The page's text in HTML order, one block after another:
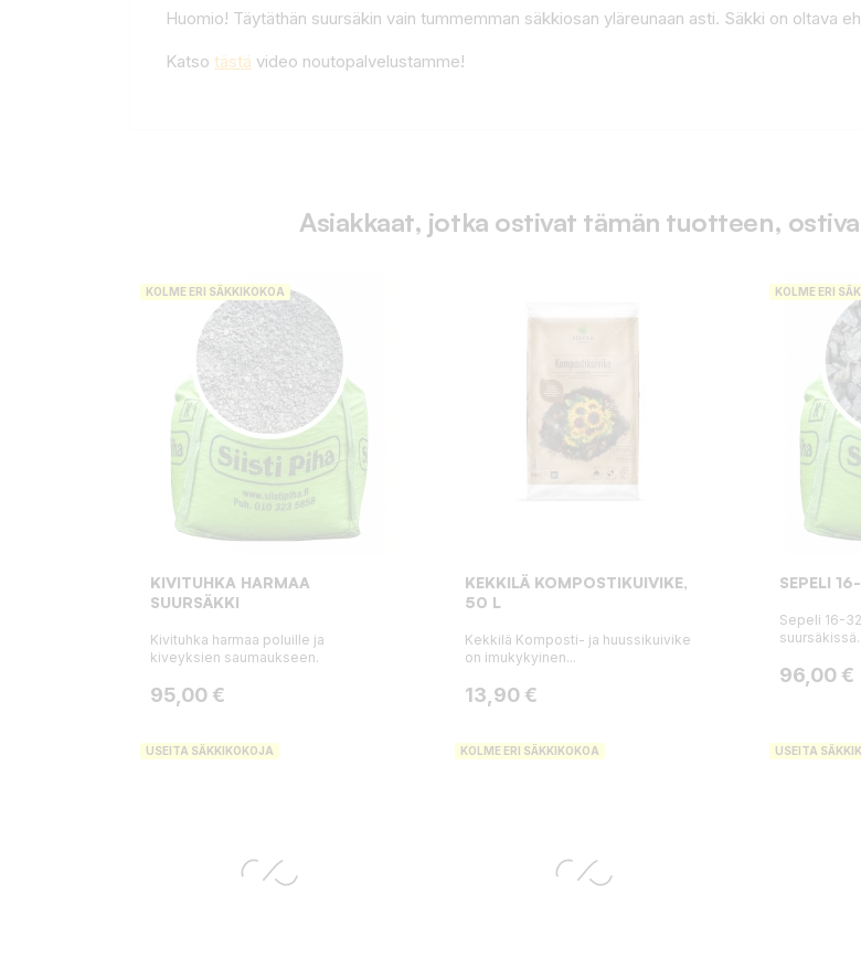
Huomio! Täytäthän suursäkin vain tummemman säkkiosan yläreunaan asti. Säkki on oltava
Katso tästä video noutopalvelustamme!
Asiakkaat, jotka ostivat tämän tuotteen,
KOLME ERI SÄKKIKOKOA
KIVITUHKA HARMAA
SUURSÄKKI
Kivituhka harmaa poluille ja
kiveyksien saumaukseen.
Hinta
95,00 €
KEKKILÄ KOMPOSTIKUIVIKE,
50 L
Kekkilä Komposti- ja huussikuivike
on imukykyinen...
Hinta
13,90 €
KOLME ERI
SEPELI
Sepeli 16-
Hinta
96,00 €
USEITA SÄKKIKOKOJA KOLME ERI SÄKKIKOKOA USEITA